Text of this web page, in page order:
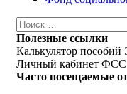
Поиск
Полезные ссылки
Калькулятор пособий
Личный кабинет ФСС
Часто посещаемые